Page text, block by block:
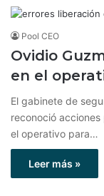
Pool CEO
Ovidio
en el
El gabinete de
reconoció
el operativo para…
Leer más »